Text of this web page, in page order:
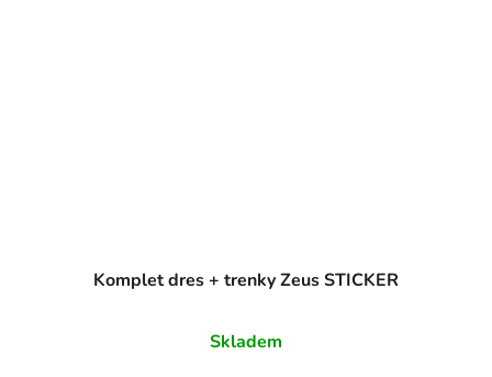
Komplet dres + trenky Zeus STICKER
Skladem